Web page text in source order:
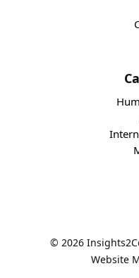
© 2026
Website